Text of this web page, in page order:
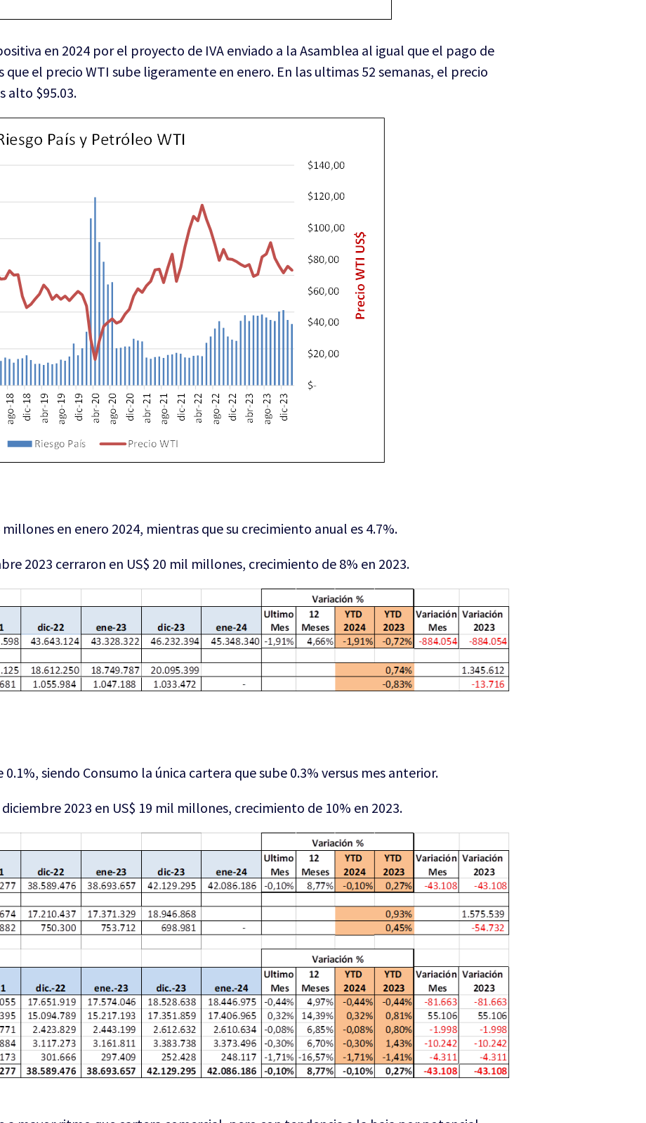
en 2024 por el proyecto de IVA enviado a la Asamblea al igual que el pago de
el precio WTI sube ligeramente en enero. En las ultimas 52 semanas, el precio
alto $95.03.
en enero 2024, mientras que su crecimiento anual es 4.7%.
2023 cerraron en US$ 20 mil millones, crecimiento de 8% en 2023.
siendo Consumo la única cartera que sube 0.3% versus mes anterior.
2023 en US$ 19 mil millones, crecimiento de 10% en 2023.